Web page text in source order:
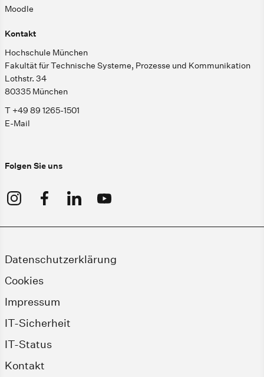
Moodle
Kontakt
Hochschule München
Fakultät für Technische Systeme, Prozesse und Kommunikation
Lothstr. 34
80335 München
T +49 89 1265-1501
E-Mail
Folgen Sie uns
Datenschutzerklärung
Cookies
Impressum
IT-Sicherheit
IT-Status
Kontakt